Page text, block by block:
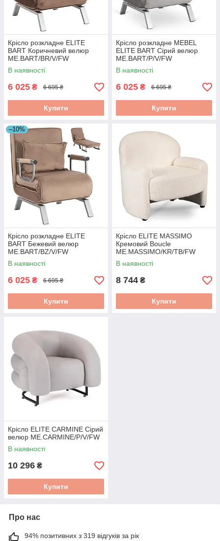
Крісло розкладне ELITE
BART Коричневий велюр
ME.BART/BR/V/FW
В наявності
6 025 ₴ 6 695 ₴
Купити
Крісло розкладне MEBEL
ELITE BART Сірий велюр
ME.BART/P/V/FW
В наявності
6 025 ₴ 6 695 ₴
Купити
–10%
Крісло розкладне ELITE
BART Бежевий велюр
ME.BART/BZ/V/FW
В наявності
6 025 ₴ 6 695 ₴
Купити
Крісло ELITE MASSIMO
Кремовий Boucle
ME.MASSIMO/KR/TB/FW
В наявності
8 744 ₴
Купити
Крісло ELITE CARMINE Сірий
велюр ME.CARMINE/P/V/FW
В наявності
10 296 ₴
Купити
Про нас
94% позитивних з 319 відгуків за рік